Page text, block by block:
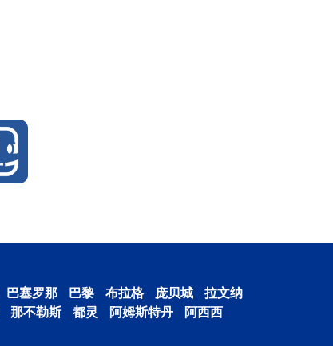
巴塞罗那 巴黎 布拉格 庞贝城
拉文纳
那不勒斯 都灵 阿姆斯特丹
阿西西